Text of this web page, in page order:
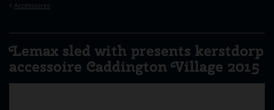
Accessoires
Lemax sled with presents kerstdorp
accessoire Caddington Village 2015